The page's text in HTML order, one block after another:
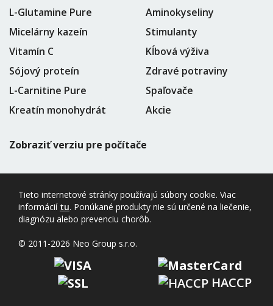
L-Glutamine Pure
Micelárny kazeín
Vitamín C
Sójový proteín
L-Carnitine Pure
Kreatín monohydrát
Aminokyseliny
Stimulanty
Kĺbová výživa
Zdravé potraviny
Spaľovače
Akcie
Zobraziť verziu pre počítače
Tieto internetové stránky používajú súbory cookie. Viac
informácií tu. Ponúkané produkty nie sú určené na liečenie,
diagnózu alebo prevenciu chorôb.
© 2011-2026 Neo Group s.r.o.
HACCP